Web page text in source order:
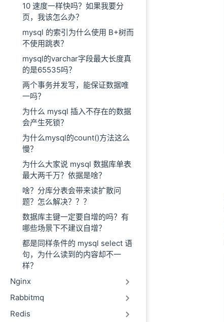
10 速度一样快吗？如果我要分
页，我该怎么办？
mysql 的索引为什么使用 B+树而
不使用跳表？
mysql的varchar字段最大长度真
的是65535吗？
两个事务并发写，能保证数据唯
一吗？
为什么 mysql 插入不存在的数据
会产生死锁？
为什么mysql的count()方法这么
慢？
为什么大家说 mysql 数据库单表
最大两千万？依据是啥？
啥？分库分表会带来读扩散问
题？怎么解决？？？
数据库主键一定要自增的吗？有
哪些场景下不建议自增？
都是同样条件的 mysql select 语
句，为什么读到的内容却不一
样？
Nginx
Rabbitmq
Redis